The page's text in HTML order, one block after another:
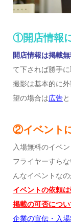
①開店情報
開店情報は掲載
て下されば勝手に
撮影は基本的に
望の場合は広告と
②イベント
入場無料のイベ
フライヤーすら
んなイベントな
イベントの依頼
掲載の可否につい
企業の宣伝・入